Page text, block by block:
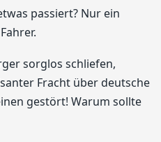
passiert? Nur ein
sorglos schliefen,
Fracht über deutsche
gestört! Warum sollte